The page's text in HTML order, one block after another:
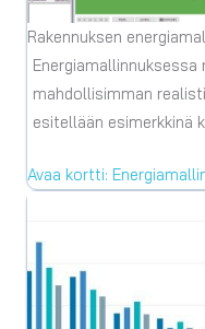
Rakennuksen
mahdollisimman
esitellään esimerkkinä
Avaa kortti: